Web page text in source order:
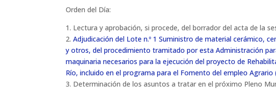
Orden del Día:
1. Lectura y aprobación, si procede, del borrador del acta de la
2.Adjudicación del Lote n.º 1 Suministro de material cerámico,
y otros, del procedimiento tramitado por esta Administración
maquinaria necesarios para la ejecución del proyecto de
Río, incluido en el programa para el Fomento del empleo Agrario
3. Determinación de los asuntos a tratar en el próximo Pleno